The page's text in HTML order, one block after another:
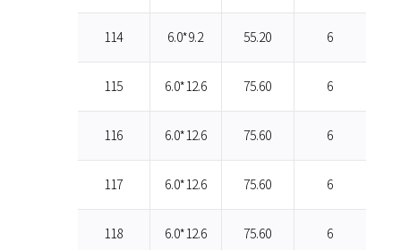
114 6.0*9.2 55.20 6
115 6.0*12.6 75.60 6
116 6.0*12.6 75.60 6
117 6.0*12.6 75.60 6
118 6.0*12.6 75.60 6